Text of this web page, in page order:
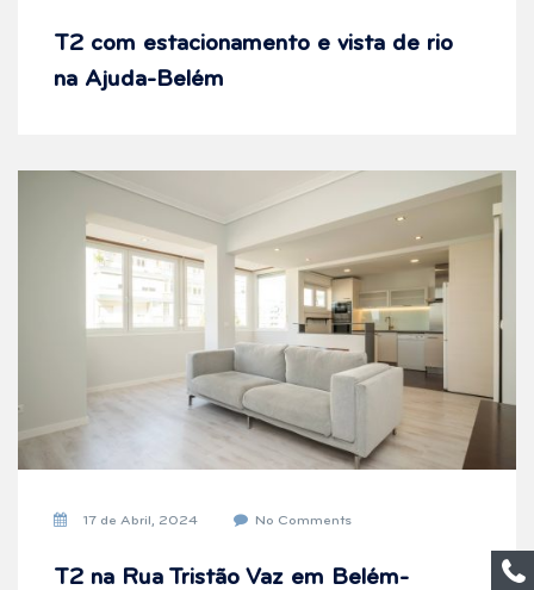
T2 com estacionamento e vista de rio
na Ajuda-Belém
17 de Abril, 2024 No Comments
T2 na Rua Tristão Vaz em Belém-